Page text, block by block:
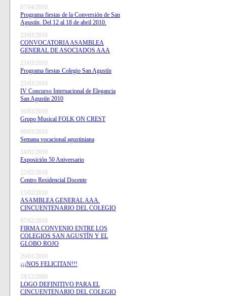
07/04/2010
Programa fiestas de la Conversión de San
Agustín. Del 12 al 18 de abril 2010.
23/03/2010
CONVOCATORIA ASAMBLEA
GENERAL DE ASOCIADOS AAA
23/03/2010
Programa fiestas Colegio San Agustín
23/03/2010
IV Concurso Internacional de Elegancia
San Agustín 2010
16/03/2010
Grupo Musical FOLK ON CREST
09/03/2010
Semana vocacional agustiniana
24/02/2010
Exposición 50 Aniversario
22/02/2010
Centro Residencial Docente
15/02/2010
ASAMBLEA GENERAL AAA.
CINCUENTENARIO DEL COLEGIO
07/02/2010
FIRMA CONVENIO ENTRE LOS
COLEGIOS SAN AGUSTÍN Y EL
GLOBO ROJO
29/01/2010
¡¡¡NOS FELICITAN!!!
18/12/2009
LOGO DEFINITIVO PARA EL
CINCUENTENARIO DEL COLEGIO